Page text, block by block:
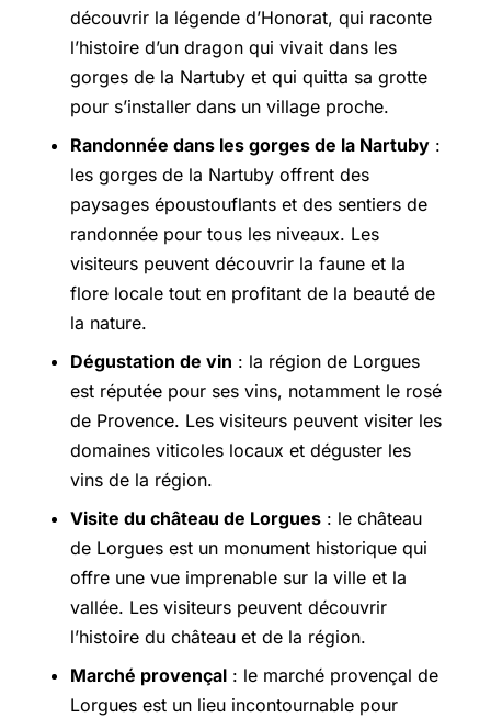
découvrir la légende d’Honorat, qui raconte
l’histoire d’un dragon qui vivait dans les
gorges de la Nartuby et qui quitta sa grotte
pour s’installer dans un village proche.
Randonnée dans les gorges de la Nartuby :
les gorges de la Nartuby offrent des
paysages époustouflants et des sentiers de
randonnée pour tous les niveaux. Les
visiteurs peuvent découvrir la faune et la
flore locale tout en profitant de la beauté de
la nature.
Dégustation de vin : la région de Lorgues
est réputée pour ses vins, notamment le rosé
de Provence. Les visiteurs peuvent visiter les
domaines viticoles locaux et déguster les
vins de la région.
Visite du château de Lorgues : le château
de Lorgues est un monument historique qui
offre une vue imprenable sur la ville et la
vallée. Les visiteurs peuvent découvrir
l’histoire du château et de la région.
Marché provençal : le marché provençal de
Lorgues est un lieu incontournable pour